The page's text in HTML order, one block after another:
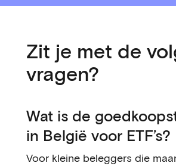
Zit je met de
vragen?
Wat is de
in België voor ETF’s?
Voor kleine beleggers die